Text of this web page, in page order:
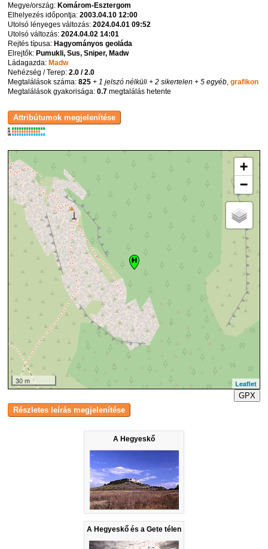
A Hegyeskő
A Hegyeskő és a Gete télen
Megye/ország: Komárom-Esztergom
Elhelyezés időpontja:2003.04.10 12:00
Utolsó lényeges változás:2024.04.01 09:52
Utolsó változás:2024.04.02 14:01
Rejtés típusa: Hagyományos geoláda
Elrejtők: Pumukli, Sus, Sniper, Madw
Ládagazda: Madw
Nehézség / Terep:2.0 / 2.0
Megtalálások száma:825 + 1 jelszó nélküli + 2 sikertelen + 5 egyéb,grafikon
Megtalálások gyakorisága:0.7 megtalálás hetente
K
R
W
+
−
30 m
Leaflet
GPX